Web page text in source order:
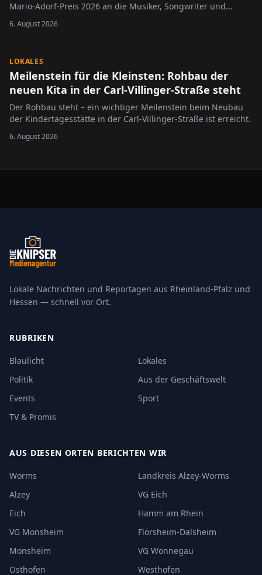
Mario-Adorf-Preis 2026 an die Musiker, Songwriter und
worden.
6. August 2026
LOKALES
Meilenstein für die Kleinsten: Rohbau der
neuen Kita in der Carl-Villinger-Straße steht
Der Rohbau steht – ein wichtiger Meilenstein beim Neubau
der Kindertagesstätte in der Carl-Villinger-Straße ist erreicht.
6. August 2026
Lokale Nachrichten und Reportagen aus Rheinland-Pfalz und
Hessen — schnell vor Ort.
RUBRIKEN
Blaulicht
Lokales
Politik
Aus der Geschäftswelt
Events
Sport
TV & Promis
AUS DIESEN ORTEN BERICHTEN WIR
Worms
Landkreis Alzey-Worms
Alzey
VG Eich
Eich
Hamm am Rhein
VG Monsheim
Flörsheim-Dalsheim
Monsheim
VG Wonnegau
Osthofen
Westhofen